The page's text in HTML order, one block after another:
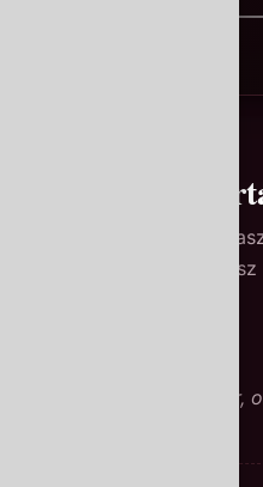
Wybrane pozycje z
Pieczony burak, kozi ser,